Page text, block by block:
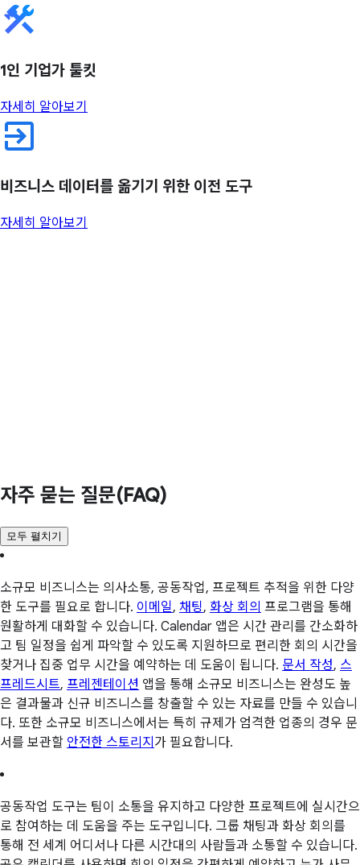
1인 기업가 툴킷
자세히 알아보기
비즈니스 데이터를 옮기기 위한 이전 도구
자세히 알아보기
자주 묻는 질문(FAQ)
모두 펼치기
소규모 비즈니스는 의사소통, 공동작업, 프로젝트 추적을 위한 다양
한 도구를 필요로 합니다. 이메일, 채팅, 화상 회의 프로그램을 통해
원활하게 대화할 수 있습니다. Calendar 앱은 시간 관리를 간소화하
고 팀 일정을 쉽게 파악할 수 있도록 지원하므로 편리한 회의 시간을
찾거나 집중 업무 시간을 예약하는 데 도움이 됩니다. 문서 작성, 스
프레드시트, 프레젠테이션 앱을 통해 소규모 비즈니스는 완성도 높
은 결과물과 신규 비즈니스를 창출할 수 있는 자료를 만들 수 있습니
다. 또한 소규모 비즈니스에서는 특히 규제가 엄격한 업종의 경우 문
서를 보관할 안전한 스토리지 가 필요합니다.
공동작업 도구는 팀이 소통을 유지하고 다양한 프로젝트에 실시간으
로 참여하는 데 도움을 주는 도구입니다. 그룹 채팅과 화상 회의를
통해 전 세계 어디서나 다른 시간대의 사람들과 소통할 수 있습니다.